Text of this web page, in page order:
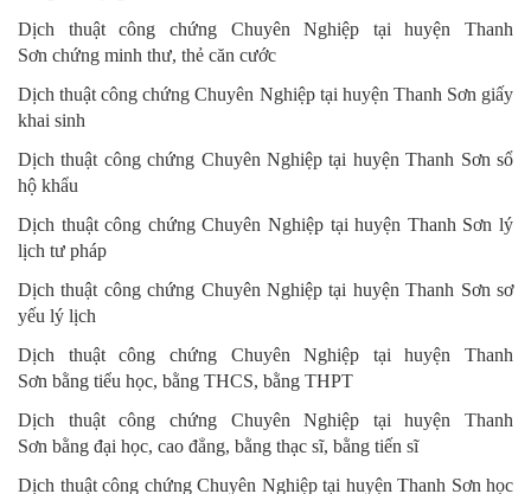
Dịch thuật công chứng Chuyên Nghiệp tại huyện Thanh
Sơn chứng minh thư, thẻ căn cước
Dịch thuật công chứng Chuyên Nghiệp tại huyện Thanh Sơn giấy
khai sinh
Dịch thuật công chứng Chuyên Nghiệptại huyện Thanh Sơnsổ
hộ khẩu
Dịch thuật công chứng Chuyên Nghiệp tại huyện Thanh Sơnlý
lịch tư pháp
Dịch thuật công chứng Chuyên Nghiệptại huyện Thanh Sơnsơ
yếu lý lịch
Dịch thuật công chứng Chuyên Nghiệp tại huyện Thanh
Sơn bằng tiểu học, bằng THCS, bằng THPT
Dịch thuật công chứng Chuyên Nghiệp tại huyện Thanh
Sơn bằng đại học, cao đẳng, bằng thạc sĩ, bằng tiến sĩ
Dịch thuật công chứng Chuyên Nghiệp tại huyện Thanh Sơn học